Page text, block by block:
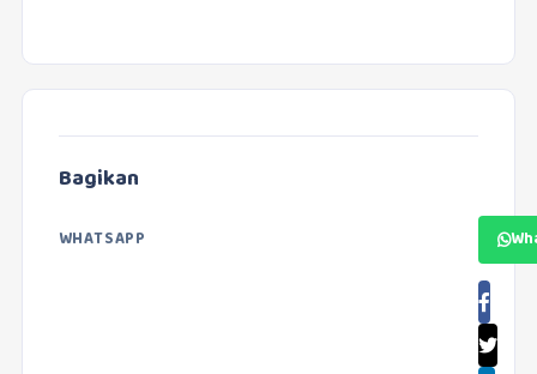
Bagikan
WHATSAPP